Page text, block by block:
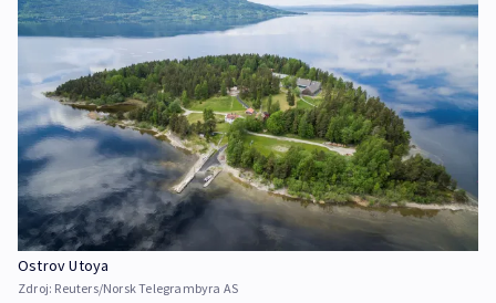
Ostrov Utoya
Zdroj: Reuters/Norsk Telegrambyra AS